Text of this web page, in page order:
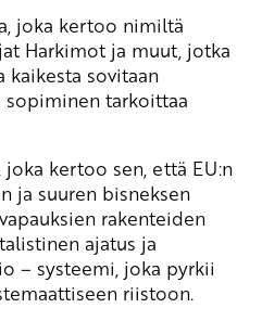
joka kertoo nimiltä
Harkimot ja muut, jotka
kaikesta sovitaan
tarkoittaa
joka kertoo sen, että EU:n
ja suuren bisneksen
rakenteiden
ajatus ja
– systeemi, joka pyrkii
riistoon.